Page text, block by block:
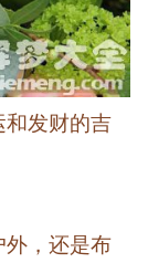
和发财的吉
外，还是布